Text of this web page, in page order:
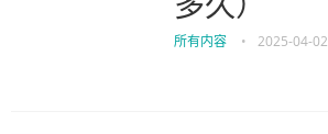
所有内容 • 2025-04-02